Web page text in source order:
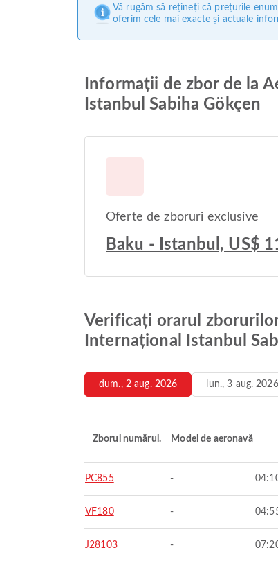
Vă rugăm să rețineți că prețurile
oferim cele mai exacte și actuale
Informații de zbor de la
Istanbul Sabiha Gökçen
Oferte de zboruri exclusive
Baku - Istanbul, US$
Verificați orarul
Internațional Istanbul
dum., 2 aug. 2026 lun., 3 aug. 2026
Zborul numărul. Model de aeronavă
PC855 -
VF180 -
J28103 -